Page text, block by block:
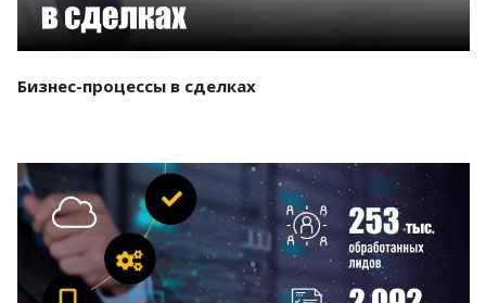
Бизнес-процессы в сделках